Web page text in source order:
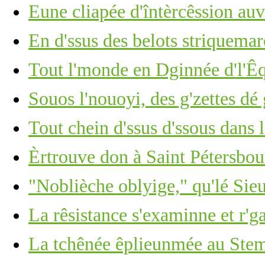
Eune cliapée d'întèrcêssion
En d'ssus des belots
Tout l'monde en Dginnée
Souos l'nouoyi, des g'zettes
Tout chein d'ssus d'ssous dans
Èrtrouve don à Saint
"Noblièche oblyige," qu'lé
La rêsistance s'examinne et
La tchênée êplieunmée au